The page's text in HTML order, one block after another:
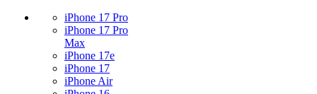
iPhone 17 Pro
iPhone 17 Pro
Max
iPhone 17e
iPhone 17
iPhone Air